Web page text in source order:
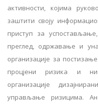
активности, којима
заштити своју
приступ за
преглед, одржавање и
организације за
процјени ризика и
организације
управљање ризицима.